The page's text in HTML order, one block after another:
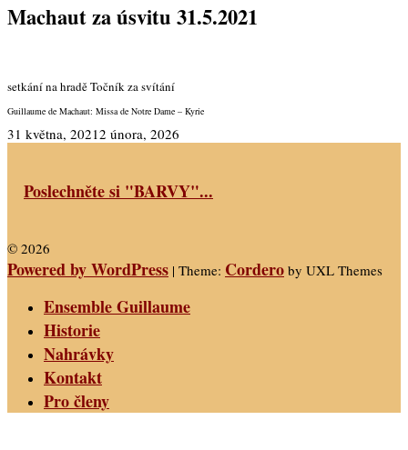
Machaut za úsvitu 31.5.2021
setkání na hradě Točník za svítání
Guillaume de Machaut: Missa de Notre Dame – Kyrie
31 května, 20212 února, 2026
Poslechněte si "BARVY"...
© 2026
Powered by WordPress | Theme: Cordero by UXL Themes
Ensemble Guillaume
Historie
Nahrávky
Kontakt
Pro členy